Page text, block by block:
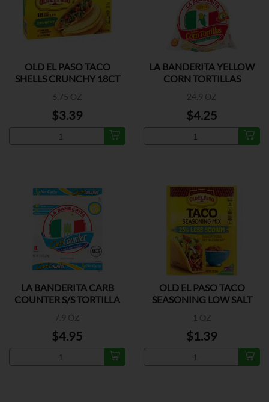
OLD EL PASO TACO
SHELLS CRUNCHY 18CT
6.75 OZ
$3.39
LA BANDERITA YELLOW
CORN TORTILLAS
24.9 OZ
$4.25
LA BANDERITA CARB
COUNTER S/S TORTILLA
7.9 OZ
$4.95
OLD EL PASO TACO
SEASONING LOW SALT
1 OZ
$1.39